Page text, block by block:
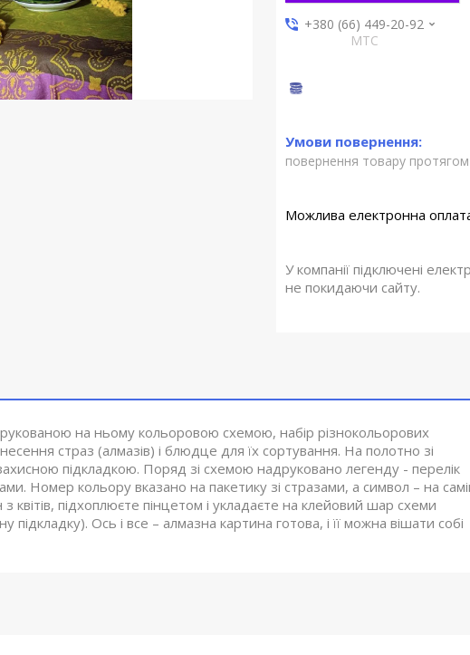
+380 (66) 449-20-92
МТС
повернення товару протягом
У компанії підключені
не покидаючи сайту.
на ньому кольоровою схемою, набір різнокольорових
страз (алмазів) і блюдце для їх сортування. На полотно зі
підкладкою. Поряд зі схемою надруковано легенду - перелік
Номер кольору вказано на пакетику зі стразами, а символ – на
квітів, підхоплюєте пінцетом і укладаєте на клейовий шар схеми
Ось і все – алмазна картина готова, і її можна вішати собі